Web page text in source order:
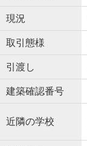
現況
取引態様
引渡し
建築確認番号
近隣の学校